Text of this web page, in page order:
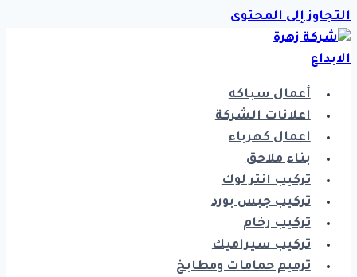
التجاوز إلى المحتوى
أعمال سباكه
اعلانات الشركة
اعمال كهرباء
بناء ملاحق
تركيب انتر لوك
تركيب جبس بورد
تركيب رخام
تركيب سيراميك
ترميم حمامات ومطابخ